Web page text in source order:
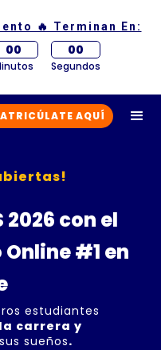
🔥 Terminan En:
00 00
Segundos
AQUÍ
2026 con el
#1 en
estudiantes
carrera y
sus sueños.